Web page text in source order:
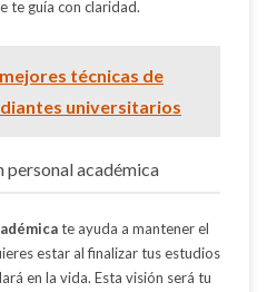
te guía con claridad.
técnicas de
universitarios
personal académica
te ayuda a mantener el
estar al finalizar tus estudios
en la vida. Esta visión será tu